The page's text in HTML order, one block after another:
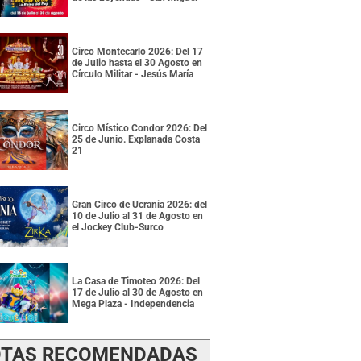
Circo Montecarlo 2026: Del 17
de Julio hasta el 30 Agosto en
Círculo Militar - Jesús María
Circo Místico Condor 2026: Del
25 de Junio. Explanada Costa
21
Gran Circo de Ucrania 2026: del
10 de Julio al 31 de Agosto en
el Jockey Club-Surco
La Casa de Timoteo 2026: Del
17 de Julio al 30 de Agosto en
Mega Plaza - Independencia
RECOMENDADAS